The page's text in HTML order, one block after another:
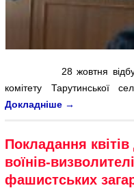
28 жовтня відбулось
комітету Тарутинської
Докладніше →
Покладання
воїнів-
фашистських